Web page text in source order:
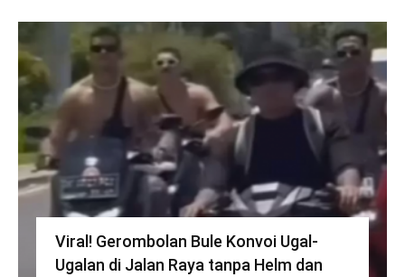
Viral! Gerombolan Bule Konvoi Ugal-
Ugalan di Jalan Raya tanpa Helm dan